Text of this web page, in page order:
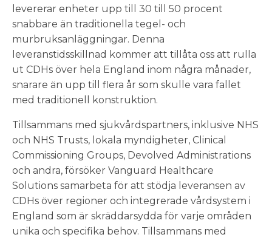
levererar enheter upp till 30 till 50 procent
snabbare än traditionella tegel- och
murbruksanläggningar. Denna
leveranstidsskillnad kommer att tillåta oss att rulla
ut CDHs över hela England inom några månader,
snarare än upp till flera år som skulle vara fallet
med traditionell konstruktion.
Tillsammans med sjukvårdspartners, inklusive NHS
och NHS Trusts, lokala myndigheter, Clinical
Commissioning Groups, Devolved Administrations
och andra, försöker Vanguard Healthcare
Solutions samarbeta för att stödja leveransen av
CDHs över regioner och integrerade vårdsystem i
England som är skräddarsydda för varje områden
unika och specifika behov. Tillsammans med